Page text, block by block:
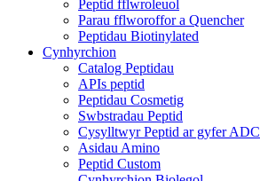
Peptid fflwroleuol
Parau fflworoffor a Quencher
Peptidau Biotinylated
Cynhyrchion
Catalog Peptidau
APIs peptid
Peptidau Cosmetig
Swbstradau Peptid
Cysylltwyr Peptid ar gyfer ADC
Asidau Amino
Peptid Custom